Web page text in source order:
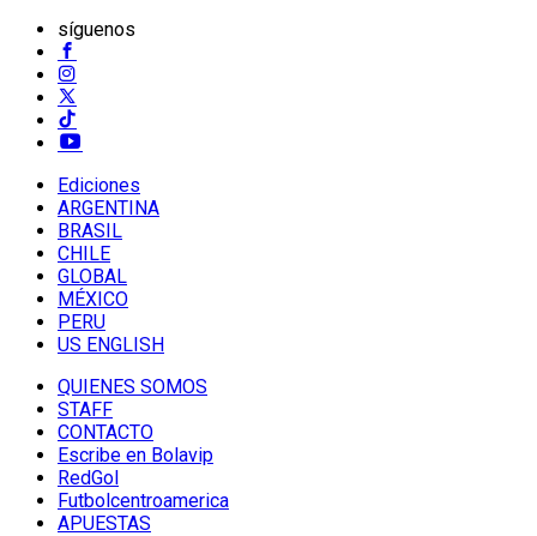
síguenos
Ediciones
ARGENTINA
BRASIL
CHILE
GLOBAL
MÉXICO
PERU
US ENGLISH
QUIENES SOMOS
STAFF
CONTACTO
Escribe en Bolavip
RedGol
Futbolcentroamerica
APUESTAS